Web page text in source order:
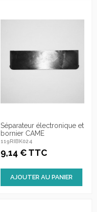
Séparateur électronique et
bornier CAME
119RIBK024
9,14 € TTC
AJOUTER AU PANIER